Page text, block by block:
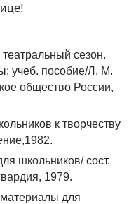
сезон.
учеб. пособие/Л. М.
общество России,
к творчеству
школьников/ сост.
1979.
для